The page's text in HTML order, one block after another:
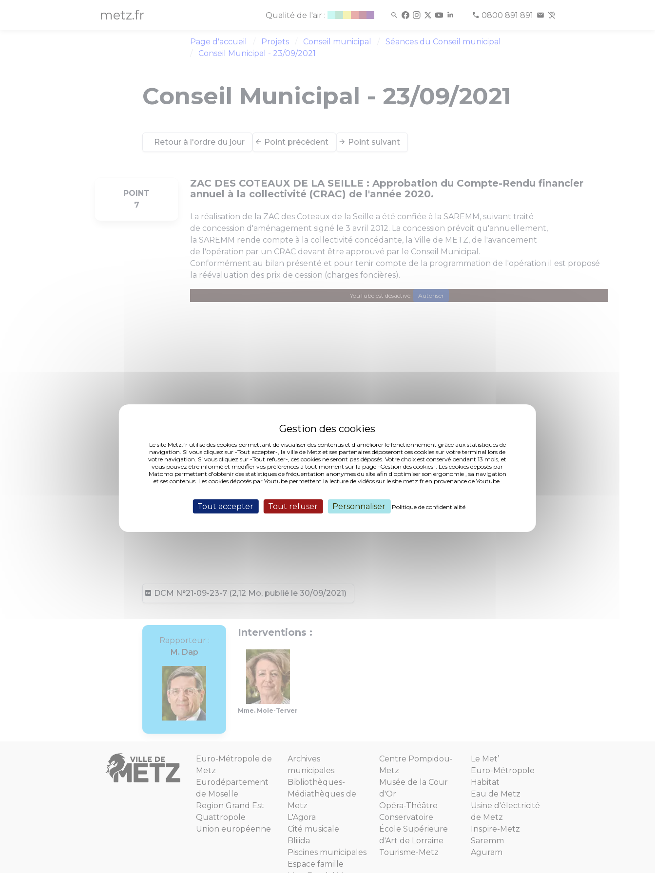
Le site Metz.fr utilise des cookies permettant de visualiser des contenus et d'améliorer le fonctionnement grâce aux statistiques de
navigation. Si vous cliquez sur -Tout accepter-, la ville de Metz et ses partenaires déposeront ces cookies sur votre terminal lors de
votre navigation. Si vous cliquez sur -Tout refuser-, ces cookies ne seront pas déposés. Votre choix est conservé pendant 13 mois, et
vous pouvez être informé et modifier vos préférences à tout moment sur la page -Gestion des cookies-. Les cookies déposés par
Matomo permettent d'obtenir des statistiques de fréquentation anonymes du site afin d'optimiser son ergonomie , sa navigation
et ses contenus. Les cookies déposés par Youtube permettent la lecture de vidéos sur le site metz.fr en provenance de Youtube.
Tout accepter Tout refuser Personnaliser Politique de confidentialité
metz.fr Qualité de l'air : 0800 891 891
Page d'accueil Projets Conseil municipal
Séances du Conseil municipal
Conseil Municipal - 23/09/2021
Conseil Municipal - 23/09/2021
Retour à l'ordre du jour Point précédent Point suivant
POINT
7
ZAC DES COTEAUX DE LA SEILLE : Approbation du Compte-Rendu financier
annuel à la collectivité (CRAC) de l'année 2020.
La réalisation de la ZAC des Coteaux de la Seille a été confiée à la SAREMM, suivant traité
de concession d'aménagement signé le 3 avril 2012. La concession prévoit qu'annuellement,
la SAREMM rende compte à la collectivité concédante, la Ville de METZ, de l'avancement
de l'opération par un CRAC devant être approuvé par le Conseil Municipal.
Conformément au bilan présenté et pour tenir compte de la programmation de l'opération il est proposé
la réévaluation des prix de cession (charges foncières).
YouTube est désactivé. Autoriser
DCM N°21-09-23-7 (2,12 Mo, publié le 30/09/2021)
Rapporteur :
M. Dap
Interventions :
Mme. Mole-Terver
Euro-Métropole de
Metz
Eurodépartement
de Moselle
Region Grand Est
Quattropole
Union européenne
Archives
municipales
Bibliothèques-
Médiathèques de
Metz
L'Agora
Cité musicale
Bliiida
Piscines municipales
Espace famille
Centre Pompidou-
Metz
Musée de la Cour
d'Or
Opéra-Théâtre
Conservatoire
École Supérieure
d'Art de Lorraine
Tourisme-Metz
Le Met’
Euro-Métropole
Habitat
Eau de Metz
Usine d'électricité
de Metz
Inspire-Metz
Saremm
Aguram